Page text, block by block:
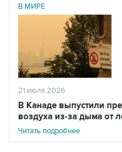
В МИРЕ
21 июля 2026
В Канаде выпустили
воздуха из-за дыма от
Читать подробнее